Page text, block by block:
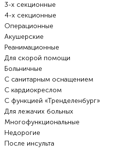
3-х секционные
4-х секционные
Операционные
Акушерские
Реанимационные
Для скорой помощи
Больничные
С санитарным оснащением
С кардиокреслом
С функцией «Тренделенбург»
Для лежачих больных
Многофункциональные
Недорогие
После инсульта